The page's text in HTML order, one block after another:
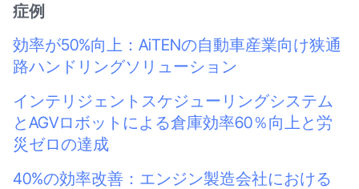
症例
効率が50%向上：AiTENの自動車産業向け狭通
路ハンドリングソリューション
インテリジェントスケジューリングシステム
とAGVロボットによる倉庫効率60％向上と労
災ゼロの達成
40%の効率改善：エンジン製造会社における